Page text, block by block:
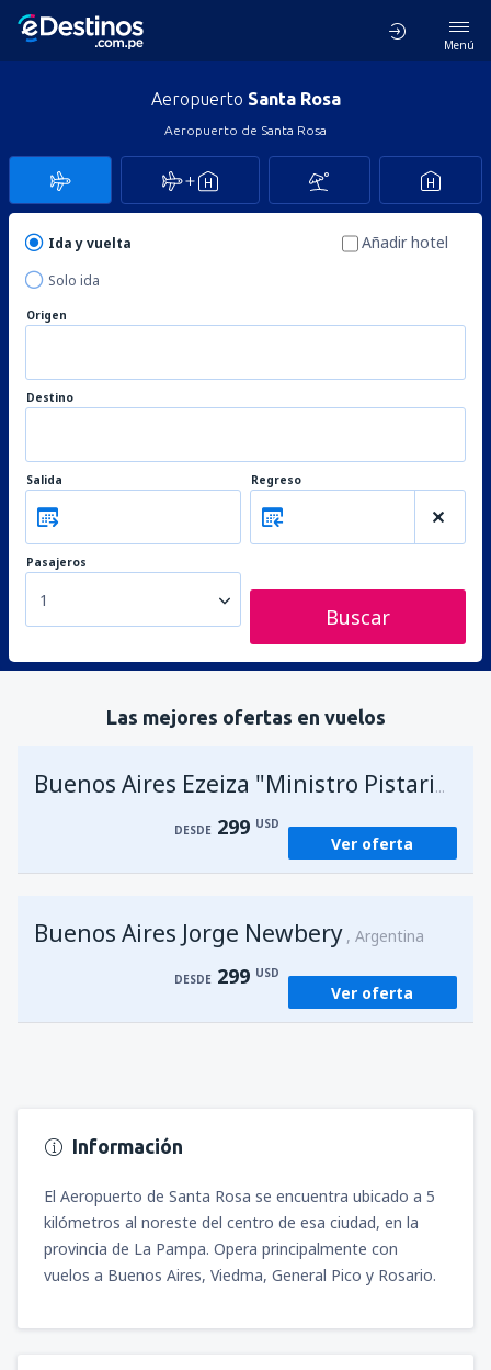
Menú
Aeropuerto Santa Rosa
Aeropuerto de Santa Rosa
Ida y vuelta
Solo ida
Añadir hotel
Origen
Destino
Salida Regreso
Pasajeros
1
Buscar
Las mejores ofertas en vuelos
Buenos Aires Ezeiza "Ministro Pistarini"
DESDE 299 USD
Ver oferta
Buenos Aires Jorge Newbery Argentina
DESDE 299 USD
Ver oferta
Información
El Aeropuerto de Santa Rosa se encuentra ubicado a 5
kilómetros al noreste del centro de esa ciudad, en la
provincia de La Pampa. Opera principalmente con
vuelos a Buenos Aires, Viedma, General Pico y Rosario.